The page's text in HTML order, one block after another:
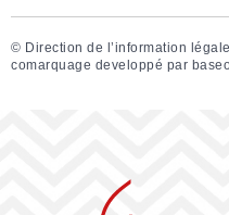
© Direction de l’information
comarquage developpé par